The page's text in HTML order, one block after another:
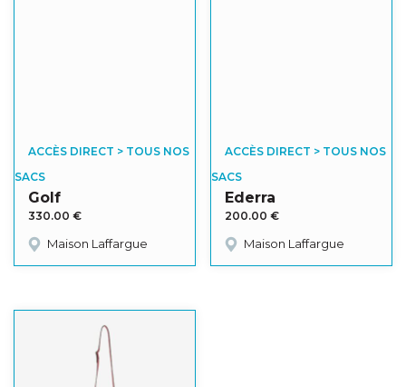
ACCÈS DIRECT > TOUS NOS
SACS
Golf
330.00 €
Maison Laffargue
ACCÈS DIRECT > TOUS NOS
SACS
Ederra
200.00€
Maison Laffargue